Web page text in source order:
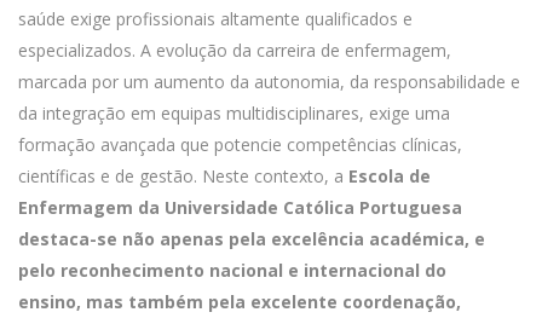
saúde exige profissionais altamente qualificados e
especializados. A evolução da carreira de enfermagem,
marcada por um aumento da autonomia, da responsabilidade e
da integração em equipas multidisciplinares, exige uma
formação avançada que potencie competências clínicas,
científicas e de gestão. Neste contexto, a Escola de
Enfermagem da Universidade Católica Portuguesa
destaca-se não apenas pela excelência académica, e
pelo reconhecimento nacional e internacional do
ensino, mas também pela excelente coordenação,